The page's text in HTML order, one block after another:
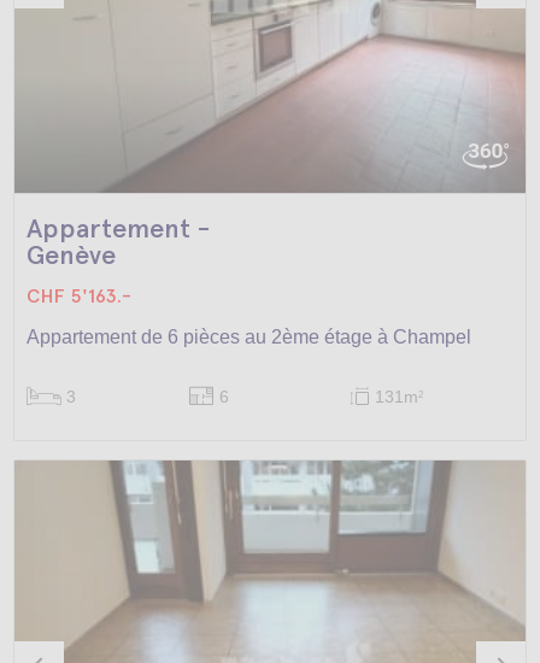
Appartement -
Genève
CHF 5'163.-
Appartement de 6 pièces au 2ème étage à Champel
3 6 131m2